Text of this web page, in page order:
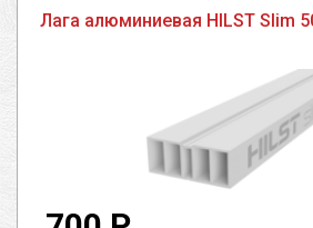
Лага алюминиевая HILST Slim